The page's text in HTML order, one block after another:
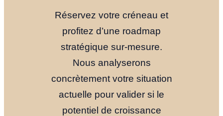
Réservez votre créneau et
profitez d’une roadmap
stratégique sur-mesure.
Nous analyserons
concrètement votre situation
actuelle pour valider si le
potentiel de croissance